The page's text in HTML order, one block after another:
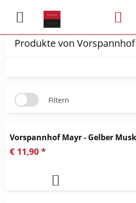
Produkte von
Filtern
Vorspannhof Mayr - Gelber
€ 11,90 *